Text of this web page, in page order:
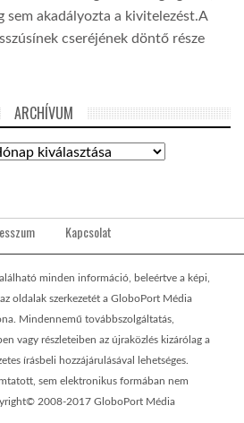
sem akadályozta a kivitelezést.A
cseréjének döntő része
ARCHÍVUM
Kapcsolat
minden információ, beleértve a képi,
oldalak szerkezetét a GloboPort Média
Mindennemű továbbszolgáltatás,
vagy részleteiben az újraközlés kizárólag a
írásbeli hozzájárulásával lehetséges.
sem elektronikus formában nem
2008-2017 GloboPort Média